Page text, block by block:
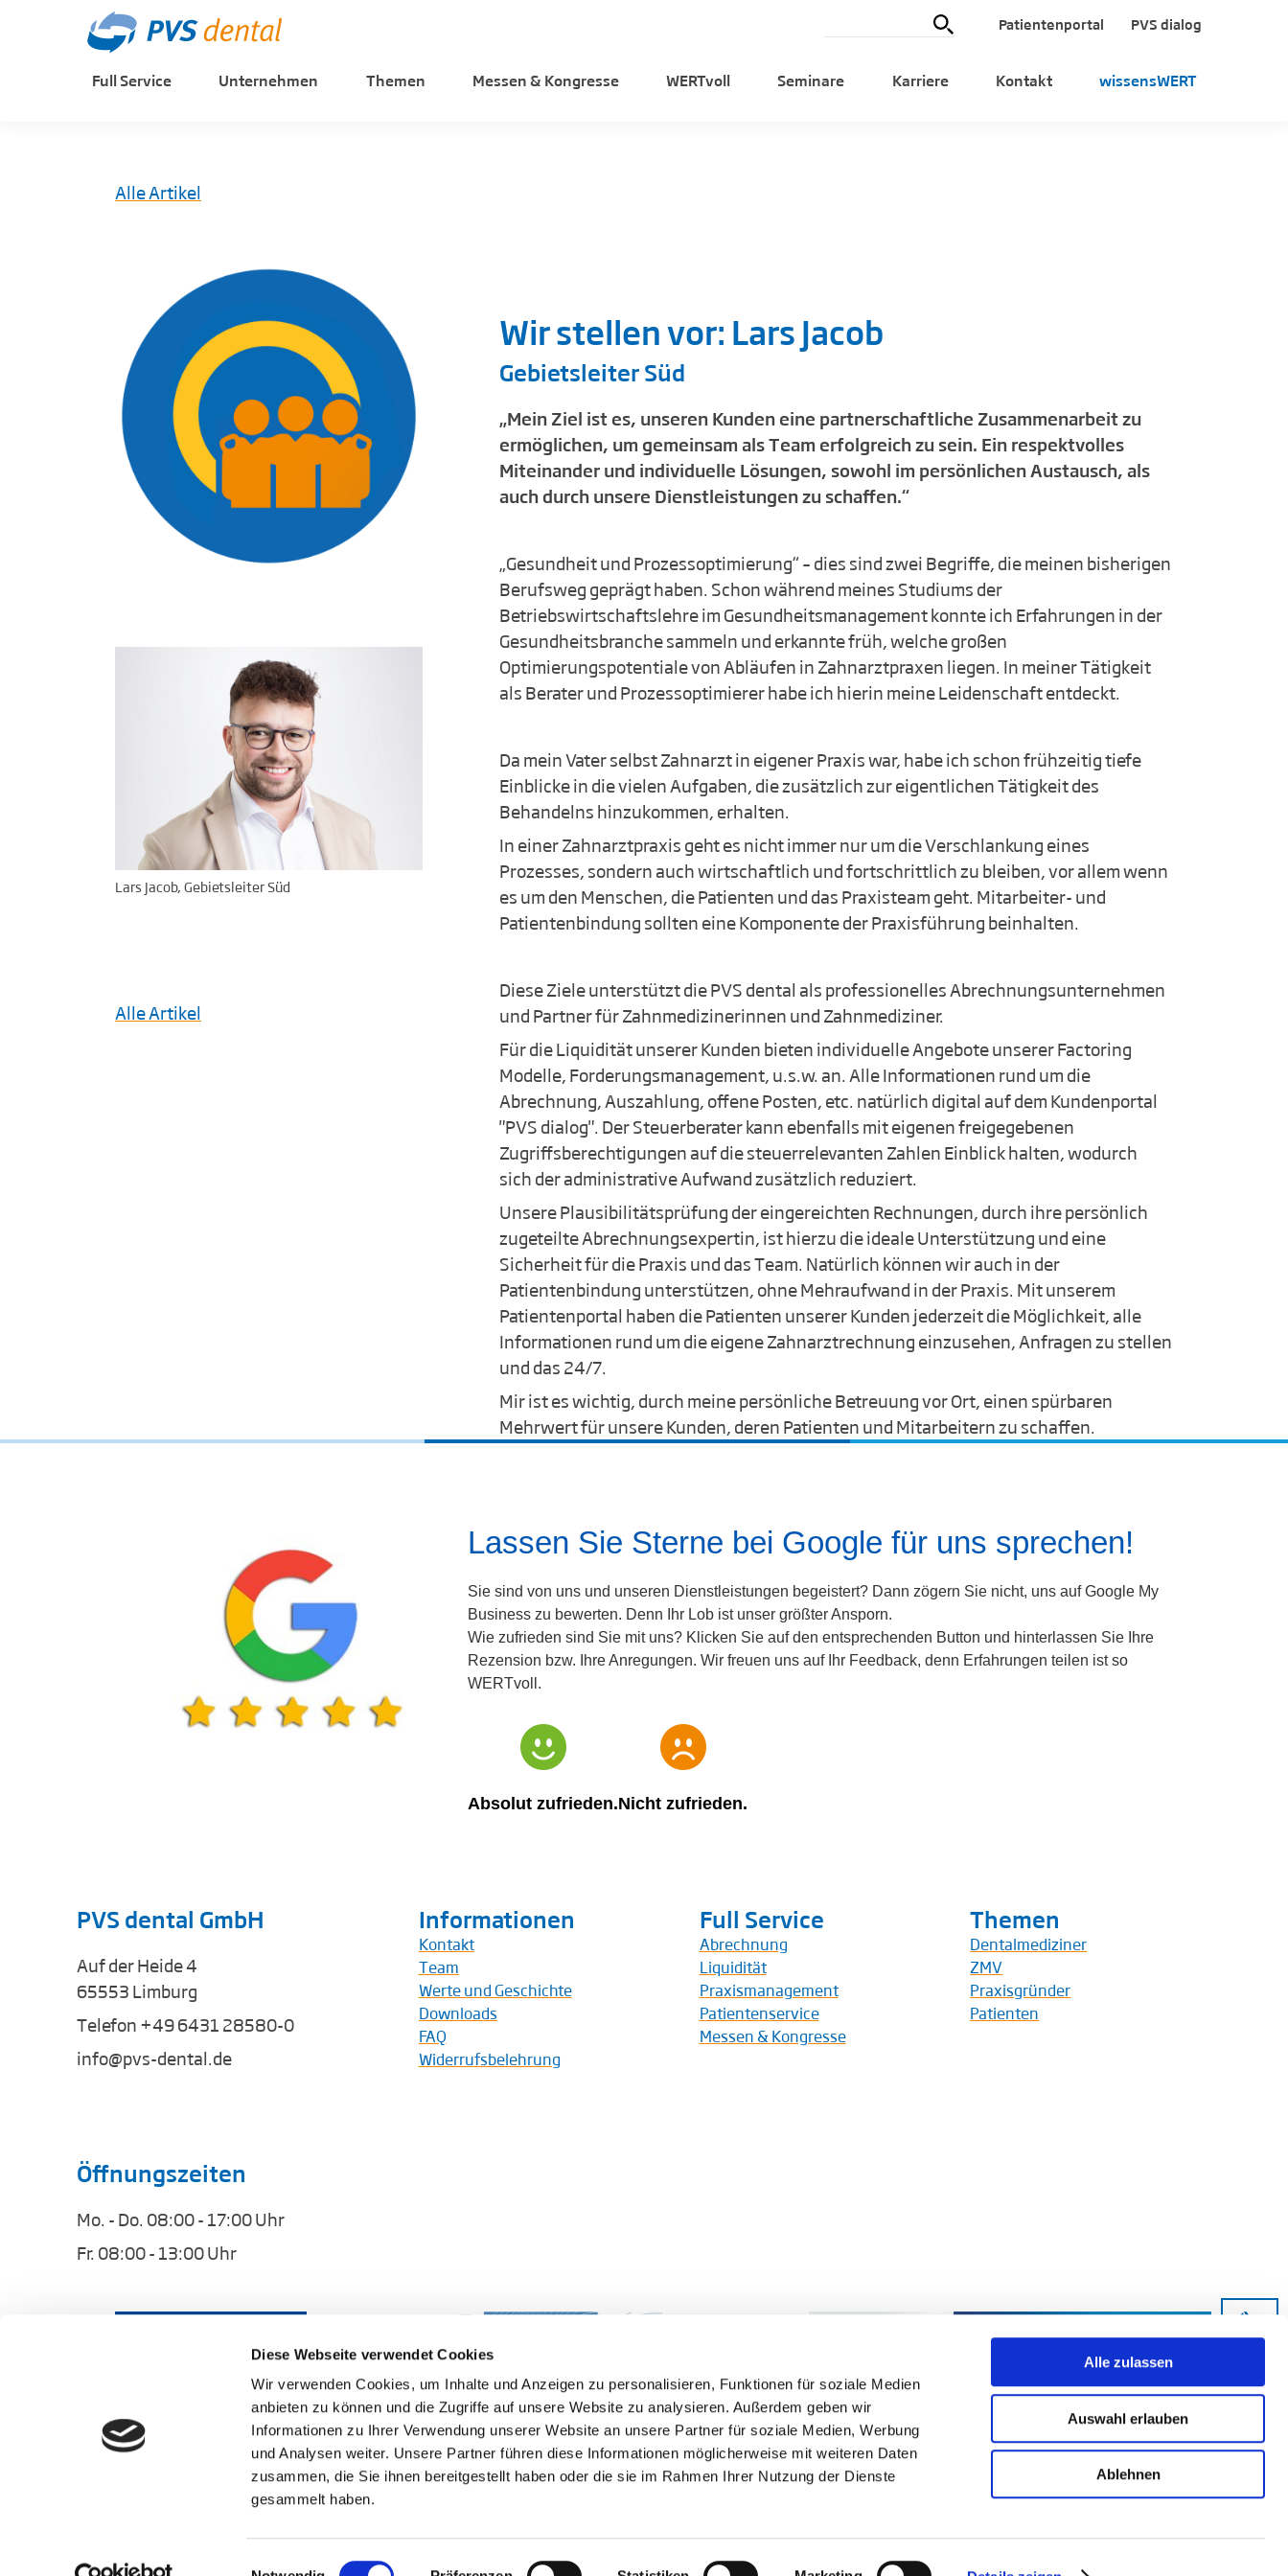
Diese Webseite verwendet Cookies
Wir verwenden Cookies, um Inhalte und Anzeigen zu personalisieren, Funktionen für soziale Medien
anbieten zu können und die Zugriffe auf unsere Website zu analysieren. Außerdem geben wir
Informationen zu Ihrer Verwendung unserer Website an unsere Partner für soziale Medien, Werbung
und Analysen weiter. Unsere Partner führen diese Informationen möglicherweise mit weiteren Daten
zusammen, die Sie ihnen bereitgestellt haben oder die sie im Rahmen Ihrer Nutzung der Dienste
gesammelt haben.
Einwilligungsauswahl
Alle zulassen
Auswahl erlauben
Ablehnen
Patientenportal PVS dialog
Full Service Unternehmen Themen Messen & Kongresse WERTvoll Seminare Karriere Kontakt wissensWERT
Alle Artikel
Lars Jacob, Gebietsleiter Süd
Alle Artikel
Wir stellen vor: Lars Jacob
Gebietsleiter Süd
„Mein Ziel ist es, unseren Kunden eine partnerschaftliche Zusammenarbeit zu
ermöglichen, um gemeinsam als Team erfolgreich zu sein. Ein respektvolles
Miteinander und individuelle Lösungen, sowohl im persönlichen Austausch, als
auch durch unsere Dienstleistungen zu schaffen.“
„Gesundheit und Prozessoptimierung“ – dies sind zwei Begriffe, die meinen bisherigen
Berufsweg geprägt haben. Schon während meines Studiums der
Betriebswirtschaftslehre im Gesundheitsmanagement konnte ich Erfahrungen in der
Gesundheitsbranche sammeln und erkannte früh, welche großen
Optimierungspotentiale von Abläufen in Zahnarztpraxen liegen. In meiner Tätigkeit
als Berater und Prozessoptimierer habe ich hierin meine Leidenschaft entdeckt.
Da mein Vater selbst Zahnarzt in eigener Praxis war, habe ich schon frühzeitig tiefe
Einblicke in die vielen Aufgaben, die zusätzlich zur eigentlichen Tätigkeit des
Behandelns hinzukommen, erhalten.
In einer Zahnarztpraxis geht es nicht immer nur um die Verschlankung eines
Prozesses, sondern auch wirtschaftlich und fortschrittlich zu bleiben, vor allem wenn
es um den Menschen, die Patienten und das Praxisteam geht. Mitarbeiter- und
Patientenbindung sollten eine Komponente der Praxisführung beinhalten.
Diese Ziele unterstützt die PVS dental als professionelles Abrechnungsunternehmen
und Partner für Zahnmedizinerinnen und Zahnmediziner.
Für die Liquidität unserer Kunden bieten individuelle Angebote unserer Factoring
Modelle, Forderungsmanagement, u.s.w. an. Alle Informationen rund um die
Abrechnung, Auszahlung, offene Posten, etc. natürlich digital auf dem Kundenportal
"PVS dialog". Der Steuerberater kann ebenfalls mit eigenen freigegebenen
Zugriffsberechtigungen auf die steuerrelevanten Zahlen Einblick halten, wodurch
sich der administrative Aufwand zusätzlich reduziert.
Unsere Plausibilitätsprüfung der eingereichten Rechnungen, durch ihre persönlich
zugeteilte Abrechnungsexpertin, ist hierzu die ideale Unterstützung und eine
Sicherheit für die Praxis und das Team. Natürlich können wir auch in der
Patientenbindung unterstützen, ohne Mehraufwand in der Praxis. Mit unserem
Patientenportal haben die Patienten unserer Kunden jederzeit die Möglichkeit, alle
Informationen rund um die eigene Zahnarztrechnung einzusehen, Anfragen zu stellen
und das 24/7.
Mir ist es wichtig, durch meine persönliche Betreuung vor Ort, einen spürbaren
Mehrwert für unsere Kunden, deren Patienten und Mitarbeitern zu schaffen.
Lassen Sie Sterne bei Google für uns sprechen!
Sie sind von uns und unseren Dienstleistungen begeistert? Dann zögern Sie nicht, uns auf Google My
Business zu bewerten. Denn Ihr Lob ist unser größter Ansporn.
Wie zufrieden sind Sie mit uns? Klicken Sie auf den entsprechenden Button und hinterlassen Sie Ihre
Rezension bzw. Ihre Anregungen. Wir freuen uns auf Ihr Feedback, denn Erfahrungen teilen ist so
WERTvoll.
Absolut zufrieden.Nicht zufrieden.
PVS dental GmbH
Auf der Heide 4
65553 Limburg
Telefon +49 6431 28580-0
info@pvs-dental.de
Informationen
Kontakt
Team
Werte und Geschichte
Downloads
FAQ
Widerrufsbelehrung
Full Service
Abrechnung
Liquidität
Praxismanagement
Patientenservice
Messen & Kongresse
Themen
Dentalmediziner
ZMV
Praxisgründer
Patienten
Öffnungszeiten
Mo. - Do. 08:00 - 17:00 Uhr
Fr. 08:00 - 13:00 Uhr
Impressum Widerrufsbelehrung Sitemap Karriere